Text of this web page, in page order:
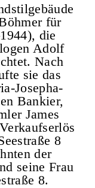
für
die
Adolf
Nach
sie das
Josepha-
Bankier,
James
8
der
seine Frau
8.